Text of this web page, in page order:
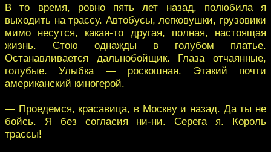
В то время, ровно пять лет назад, полюбила я
выходить на трассу. Автобусы, легковушки, грузовики
мимо несутся, какая-то другая, полная, настоящая
жизнь. Стою однажды в голубом платье.
Останавливается дальнобойщик. Глаза отчаянные,
голубые. Улыбка — роскошная. Этакий почти
американский киногерой.
— Проедемся, красавица, в Москву и назад. Да ты не
бойсь. Я без согласия ни-ни. Серега я. Король
трассы!